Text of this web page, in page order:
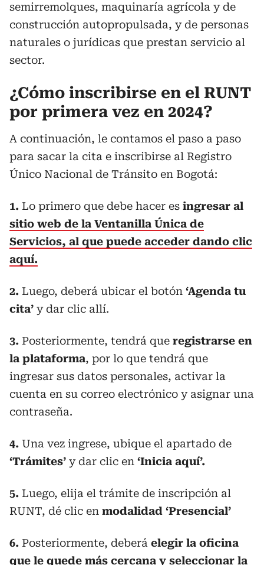
semirremolques, maquinaría agrícola y de
construcción autopropulsada, y de personas
naturales o jurídicas que prestan servicio al
sector.
¿Cómo inscribirse en el RUNT
por primera vez en 2024?
A continuación, le contamos el paso a paso
para sacar la cita e inscribirse al Registro
Único Nacional de Tránsito en Bogotá:
1. Lo primero que debe hacer es ingresar al
sitio web de la Ventanilla Única de
Servicios, al que puede acceder dando clic
aquí.
2. Luego, deberá ubicar el botón ‘Agenda tu
cita’ y dar clic allí.
3. Posteriormente, tendrá que registrarse en
la plataforma, por lo que tendrá que
ingresar sus datos personales, activar la
cuenta en su correo electrónico y asignar una
contraseña.
4. Una vez ingrese, ubique el apartado de
‘Trámites’ y dar clic en ‘Inicia aquí’.
5. Luego, elija el trámite de inscripción al
RUNT, dé clic en modalidad ‘Presencial’
6. Posteriormente, deberá elegir la oficina
que le quede más cercana y seleccionar la